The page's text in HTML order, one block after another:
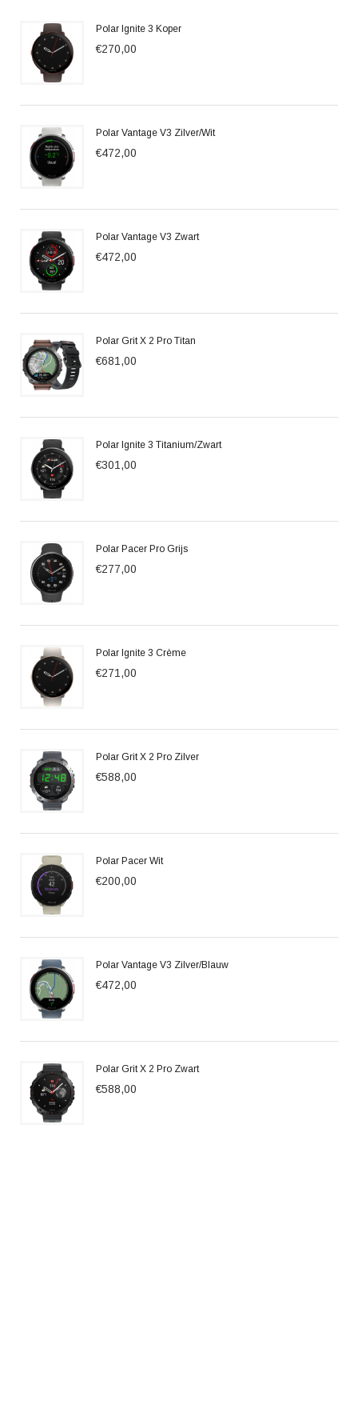
Polar Ignite 3 Koper
€270,00
Polar Vantage V3 Zilver/Wit
€472,00
Polar Vantage V3 Zwart
€472,00
Polar Grit X 2 Pro Titan
€681,00
Polar Ignite 3 Titanium/Zwart
€301,00
Polar Pacer Pro Grijs
€277,00
Polar Ignite 3 Crème
€271,00
Polar Grit X 2 Pro Zilver
€588,00
Polar Pacer Wit
€200,00
Polar Vantage V3 Zilver/Blauw
€472,00
Polar Grit X 2 Pro Zwart
€588,00